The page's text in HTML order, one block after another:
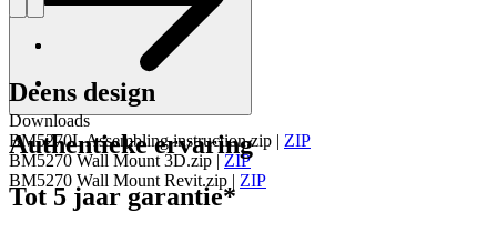
Downloads
BM5270L Assembling instruction.zip | ZIP
BM5270 Wall Mount 3D.zip | ZIP
BM5270 Wall Mount Revit.zip | ZIP
Deens design
Authentieke ervaring
Tot 5 jaar garantie*